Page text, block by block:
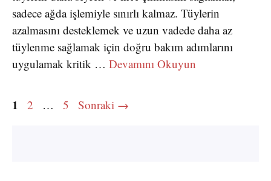
sadece ağda işlemiyle sınırlı kalmaz. Tüylerin
azalmasını desteklemek ve uzun vadede daha az
tüylenme sağlamak için doğru bakım adımlarını
uygulamak kritik … Devamını Okuyun
Sayfa
1 Sayfa
2 … Sayfa
5 Sonraki →